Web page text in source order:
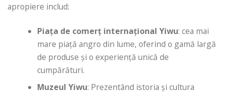
apropiere includ:
Piața de comerț internațional Yiwu: cea mai
mare piață angro din lume, oferind o gamă largă
de produse și o experiență unică de
cumpărături.
Muzeul Yiwu: Prezentând istoria și cultura